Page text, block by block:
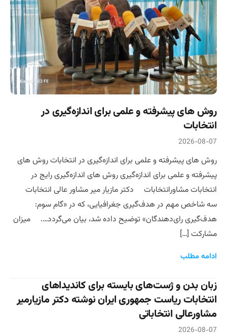
روش های پیشرفته و علمی برای اندازه‌گیری در
انتخابات
2026-08-07
روش های پیشرفته و علمی برای اندازه‌گیری در انتخابات روش های
پیشرفته و علمی برای اندازه‌گیری روش های اندازه‌گیری رایج در
انتخابات مشاورانتخابات دکتر مازیار میر مشاور عالی انتخابات
سه شاخص مهم در هدف‌گیری جغرافیایی، که در «گام سوم:
هدف‌گیری رای‌دهندگان» توضیح داده شد، بیان می‌گردد…. میزان
مشارکت […]
ادامه مطلب
زبان بدن و ژست‌های بایسته برای کاندیداهای
انتخابات ریاست جمهوری ایران نوشته دکتر مازیارمیر
مشاورعالی انتخاباتی
2026-08-07